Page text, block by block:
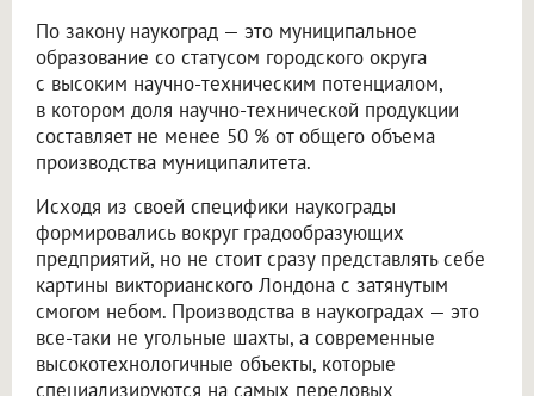
По закону наукоград — это муниципальное
образование со статусом городского округа
с высоким научно-техническим потенциалом,
в котором доля научно-технической продукции
составляет не менее 50 % от общего объема
производства муниципалитета.
Исходя из своей специфики наукограды
формировались вокруг градообразующих
предприятий, но не стоит сразу представлять себе
картины викторианского Лондона с затянутым
смогом небом. Производства в наукоградах — это
все-таки не угольные шахты, а современные
высокотехнологичные объекты, которые
специализируются на самых передовых